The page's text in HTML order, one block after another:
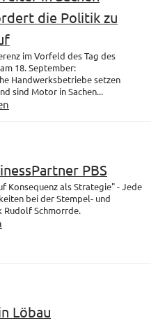
die Politik zu
im Vorfeld des Tag des
18. September:
Handwerksbetriebe setzen
sind Motor in Sachen...
PBS
Konsequenz als Strategie" - Jede
bei der Stempel- und
Rudolf Schmorrde.
Löbau